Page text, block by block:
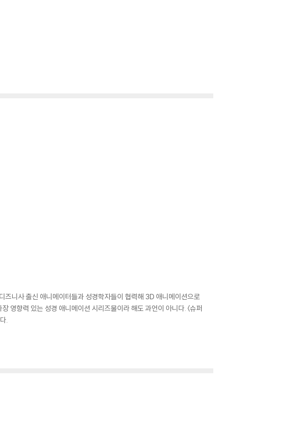
즈니사 출신 애니메이터들과 성경학자들이 협력해 3D 애니메이션으로
영향력 있는 성경 애니메이션 시리즈물이라 해도 과언이 아니다. 〈슈퍼
.